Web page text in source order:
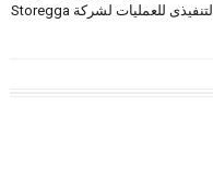
التنفيذى للعمليات لشركة Storegga